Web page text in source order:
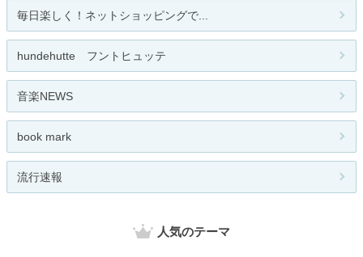
毎日楽しく！ネットショッピングで...
hundehutte フントヒュッテ
音楽NEWS
book mark
流行速報
人気のテーマ